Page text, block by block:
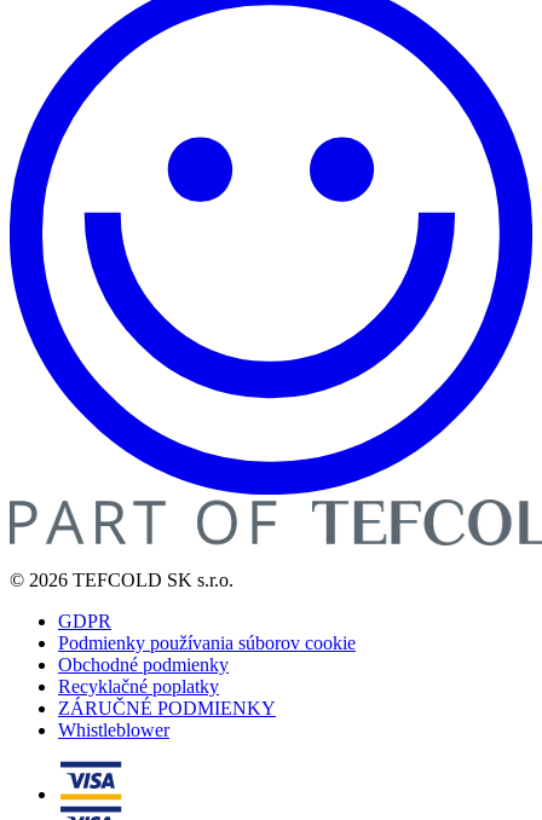
© 2026 TEFCOLD SK s.r.o.
GDPR
Podmienky používania súborov cookie
Obchodné podmienky
Recyklačné poplatky
ZÁRUČNÉ PODMIENKY
Whistleblower